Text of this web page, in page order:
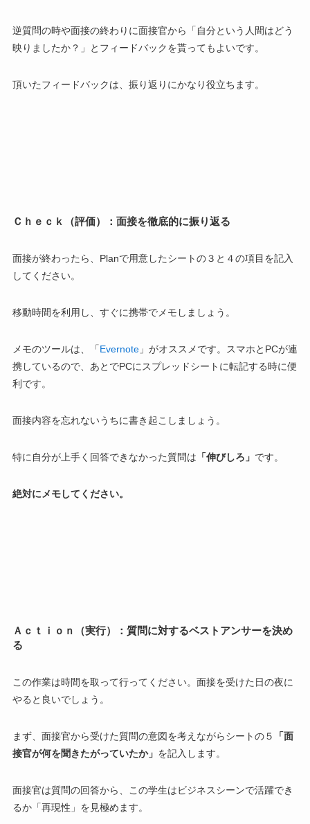
逆質問の時や面接の終わりに面接官から「自分という人間はどう
映りましたか？」とフィードバックを貰ってもよいです。
頂いたフィードバックは、振り返りにかなり役立ちます。
Ｃｈｅｃｋ（評価）：面接を徹底的に振り返る
面接が終わったら、Planで用意したシートの３と４の項目を記入
してください。
移動時間を利用し、すぐに携帯でメモしましょう。
メモのツールは、「Evernote」がオススメです。スマホとPCが連
携しているので、あとでPCにスプレッドシートに転記する時に便
利です。
面接内容を忘れないうちに書き起こしましょう。
特に自分が上手く回答できなかった質問は 「伸びしろ」 です。
絶対にメモしてください。
Ａｃｔｉｏｎ
（実行）：質問に対するベストアンサーを決め
る
この作業は時間を取って行ってください。面接を受けた日の夜に
やると良いでしょう。
まず、面接官から受けた質問の意図を考えながらシートの５
「面
接官が何を聞きたがっていたか」 を記入します。
面接官は質問の回答から、この学生はビジネスシーンで活躍でき
るか「再現性」 を見極めます。